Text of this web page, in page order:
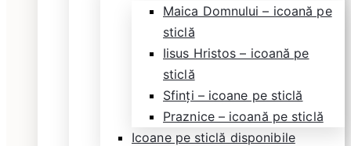
Maica Domnului – icoană pe
sticlă
Iisus Hristos – icoană pe
sticlă
Sfinți – icoane pe sticlă
Praznice – icoană pe sticlă
Icoane pe sticlă disponibile